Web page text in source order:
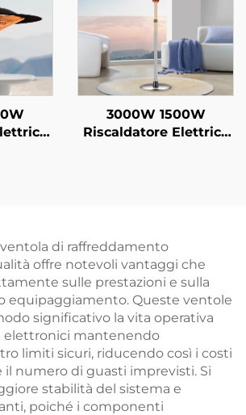
IP44
3000W 1500W
Riscaldatore Elettrico
Telecomandato
Intelligente IP44
di raffreddamento
offre notevoli vantaggi che
sulle prestazioni e sulla
equipaggiamento. Queste ventole
significativo la vita operativa
mantenendo
limiti sicuri, riducendo così i costi
il numero di guasti imprevisti. Si
stabilità del sistema e
poiché i componenti